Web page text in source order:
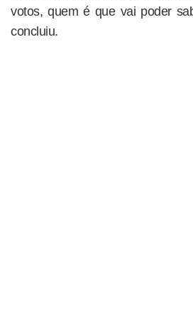
votos, quem é que vai poder
concluiu.